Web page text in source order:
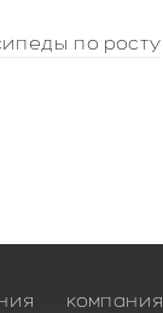
по росту
компания